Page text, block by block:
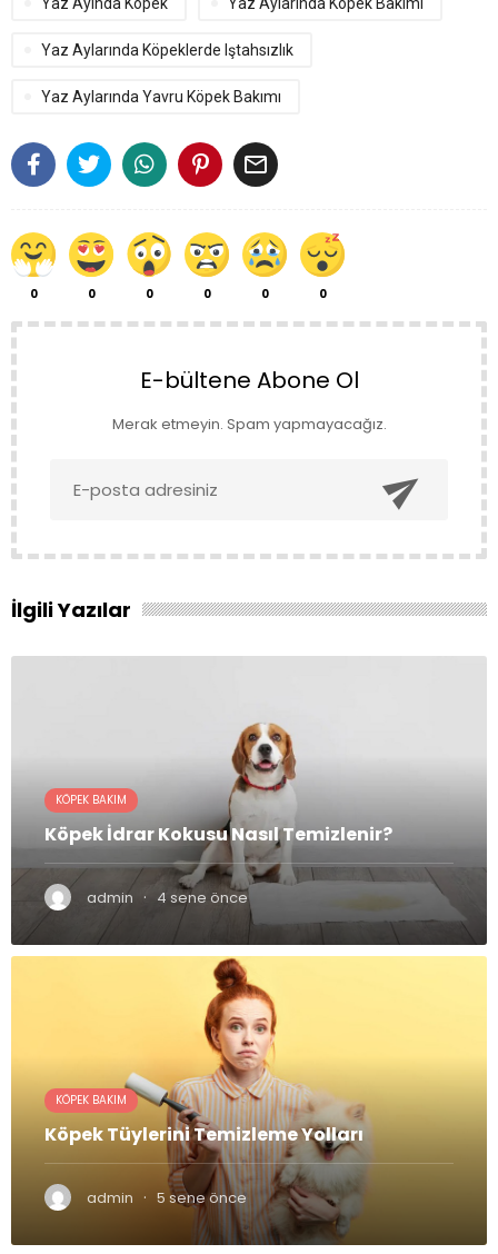

0 0 0 0 0 0
Yaz Ayında Köpek Yaz Aylarında Köpek Bakımı
Yaz Aylarında Köpeklerde Iştahsızlık
Yaz Aylarında Yavru Köpek Bakımı
E-bültene Abone Ol
Merak etmeyin. Spam yapmayacağız.

İlgili Yazılar
KÖPEK BAKIM
Köpek İdrar Kokusu Nasıl Temizlenir?
admin · 4 sene önce
KÖPEK BAKIM
Köpek Tüylerini Temizleme Yolları
admin · 5 sene önce